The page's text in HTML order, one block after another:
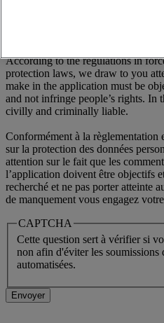
According to the regulations in
protection laws, we draw to you
make in the application must be
and not infringe people’s rights. In
civilly and criminally liable.
Conformément à la règlementation
sur la protection des données
attention sur le fait que les
l’application doivent être objectifs
recherché et ne pas porter atteinte
de manquement vous engagez
CAPTCHA
Cette question sert à vérifier si
non afin d'éviter les soumissions
automatisées.